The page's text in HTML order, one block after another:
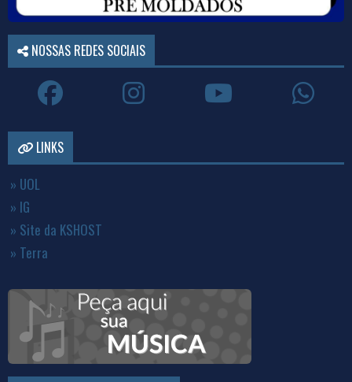
NOSSAS REDES SOCIAIS
LINKS
» UOL
» IG
» Site da KSHOST
» Terra